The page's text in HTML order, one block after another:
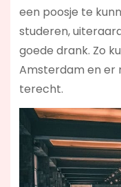
een poosje te
studeren,
goede drank. Zo
Amsterdam en er
terecht.